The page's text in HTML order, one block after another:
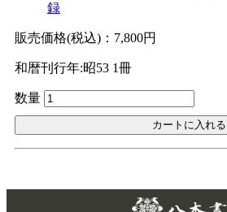
美本なし
録
販売価格(税込)：7,800円
和暦刊行年:昭53 1冊
数量